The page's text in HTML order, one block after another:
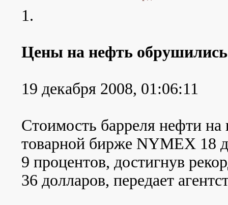
1.
Цены на нефть обрушились
19 декабря 2008, 01:06:11
Стоимость барреля нефти
товарной бирже NYMEX 18
9 процентов, достигнув
36 долларов, передает